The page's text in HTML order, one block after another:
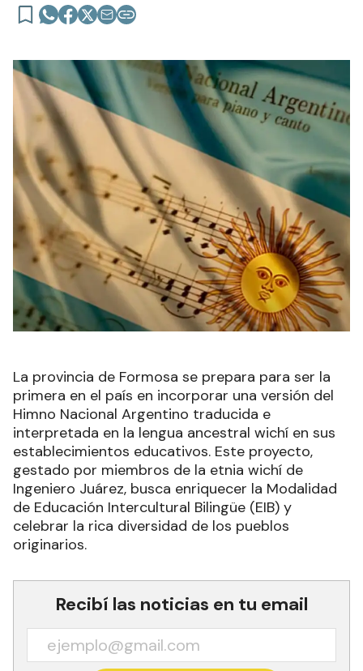
La provincia de Formosa se prepara para ser la
primera en el país en incorporar una versión del
Himno Nacional Argentino traducida e
interpretada en la lengua ancestral wichí en sus
establecimientos educativos. Este proyecto,
gestado por miembros de la etnia wichí de
Ingeniero Juárez, busca enriquecer la Modalidad
de Educación Intercultural Bilingüe (EIB) y
celebrar la rica diversidad de los pueblos
originarios.
Recibí las noticias en tu email